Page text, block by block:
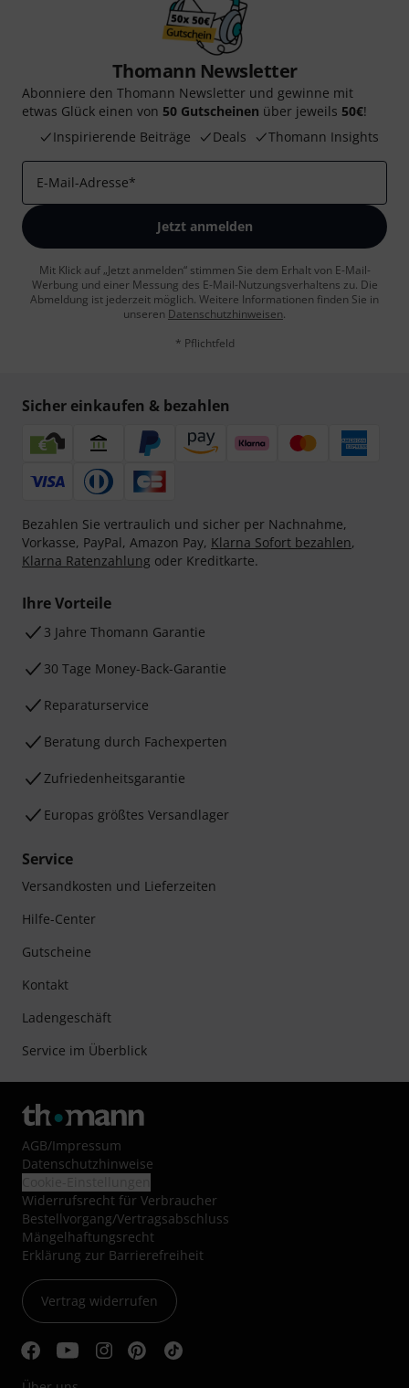
Thomann Newsletter
Abonniere den Thomann Newsletter und gewinne mit
etwas Glück einen von 50 Gutscheinen über jeweils 50€!
Inspirierende Beiträge
Deals Thomann Insights
E-Mail-Adresse*
Jetzt anmelden
Mit Klick auf „Jetzt anmelden“ stimmen Sie dem Erhalt von E-Mail-
Werbung und einer Messung des E-Mail-Nutzungsverhaltens zu. Die
Abmeldung ist jederzeit möglich. Weitere Informationen finden Sie in
unseren Datenschutzhinweisen.
* Pflichtfeld
Sicher einkaufen & bezahlen
Bezahlen Sie vertraulich und sicher per Nachnahme,
Vorkasse, PayPal, Amazon Pay, Klarna Sofort bezahlen,
Klarna Ratenzahlung oder Kreditkarte.
Ihre Vorteile
3 Jahre Thomann Garantie
30 Tage Money-Back-Garantie
Reparaturservice
Beratung durch Fachexperten
Zufriedenheitsgarantie
Europas größtes Versandlager
Service
Versandkosten und Lieferzeiten
Hilfe-Center
Gutscheine
Kontakt
Ladengeschäft
Service im Überblick
AGB/Impressum
Datenschutzhinweise
Widerrufsrecht für Verbraucher
Bestellvorgang/Vertragsabschluss
Mängelhaftungsrecht
Erklärung zur Barrierefreiheit
Vertrag widerrufen